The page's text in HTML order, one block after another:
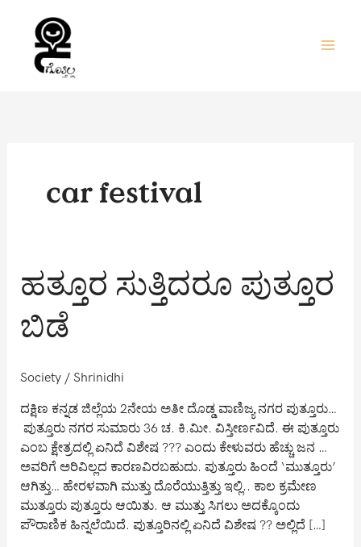
content
car festival
ಹತ್ತೂರ ಸುತ್ತಿದರೂ ಪುತ್ತೂರ
ಬಿಡೆ
Society/ Shrinidhi
ದಕ್ಷಿಣ ಕನ್ನಡ ಜಿಲ್ಲೆಯ 2ನೇಯ ಅತೀ ದೊಡ್ಡ ವಾಣಿಜ್ಯ ನಗರ ಪುತ್ತೂರು…
ಪುತ್ತೂರು ನಗರ ಸುಮಾರು 36 ಚ. ಕಿ.ಮೀ. ವಿಸ್ತೀರ್ಣವಿದೆ. ಈ ಪುತ್ತೂರು
ಎಂಬ ಕ್ಷೇತ್ರದಲ್ಲಿ ಏನಿದೆ ವಿಶೇಷ ??? ಎಂದು ಕೇಳುವರು ಹೆಚ್ಚು ಜನ …
ಅವರಿಗೆ ಅರಿವಿಲ್ಲದ ಕಾರಣವಿರಬಹುದು. ಪುತ್ತೂರು ಹಿಂದೆ ‘ಮುತ್ತೂರು’
ಆಗಿತ್ತು… ಹೇರಳವಾಗಿ ಮುತ್ತು ದೊರೆಯುತ್ತಿತ್ತು ಇಲ್ಲಿ.. ಕಾಲ ಕ್ರಮೇಣ
ಮುತ್ತೂರು ಪುತ್ತೂರು ಆಯಿತು. ಆ ಮುತ್ತು ಸಿಗಲು ಅದಕ್ಕೊಂದು
ಪೌರಾಣಿಕ ಹಿನ್ನಲೆಯಿದೆ. ಪುತ್ತೂರಿನಲ್ಲಿ ಏನಿದೆ ವಿಶೇಷ ?? ಅಲ್ಲಿದೆ […]
ಹತ್ತೂರ
ಸುತ್ತಿದರೂ
ಬಿಡೆ